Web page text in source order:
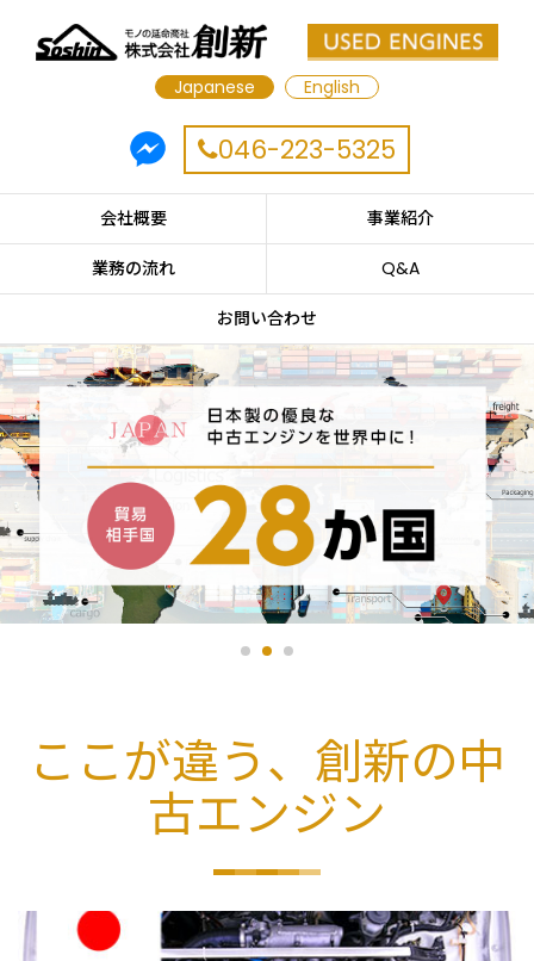
Japanese English
046-223-5325
会社概要 事業紹介
業務の流れ Q&A
お問い合わせ
ここが違う、創新の中
古エンジン